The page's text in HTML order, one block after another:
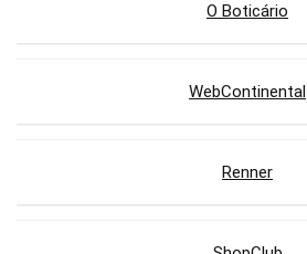
O Boticário
WebContinental
Renner